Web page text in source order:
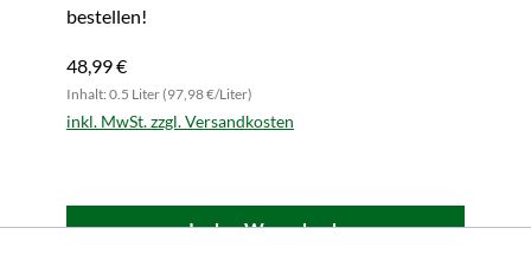
bestellen!
48,99 €
Inhalt: 0.5 Liter (97,98 €/Liter)
inkl. MwSt. zzgl. Versandkosten
In den Warenkorb